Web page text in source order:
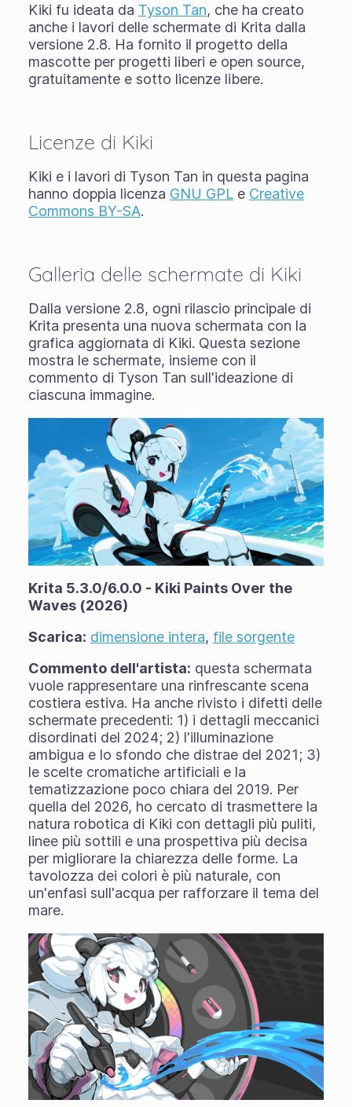
Kiki fu ideata da Tyson Tan, che ha creato
anche i lavori delle schermate di Krita dalla
versione 2.8. Ha fornito il progetto della
mascotte per progetti liberi e open source,
gratuitamente e sotto licenze libere.
Licenze di Kiki
Kiki e i lavori di Tyson Tan in questa pagina
hanno doppia licenza GNU GPLe Creative
Commons BY-SA.
Galleria delle schermate di Kiki
Dalla versione 2.8, ogni rilascio principale di
Krita presenta una nuova schermata con la
grafica aggiornata di Kiki. Questa sezione
mostra le schermate, insieme con il
commento di Tyson Tan sull'ideazione di
ciascuna immagine.
Krita 5.3.0/6.0.0 - Kiki Paints Over the
Waves (2026)
Scarica: dimensione intera, file sorgente
Commento dell'artista: questa schermata
vuole rappresentare una rinfrescante scena
costiera estiva. Ha anche rivisto i difetti delle
schermate precedenti: 1) i dettagli meccanici
disordinati del 2024; 2) l'illuminazione
ambigua e lo sfondo che distrae del 2021; 3)
le scelte cromatiche artificiali e la
tematizzazione poco chiara del 2019. Per
quella del 2026, ho cercato di trasmettere la
natura robotica di Kiki con dettagli più puliti,
linee più sottili e una prospettiva più decisa
per migliorare la chiarezza delle forme. La
tavolozza dei colori è più naturale, con
un'enfasi sull'acqua per rafforzare il tema del
mare.